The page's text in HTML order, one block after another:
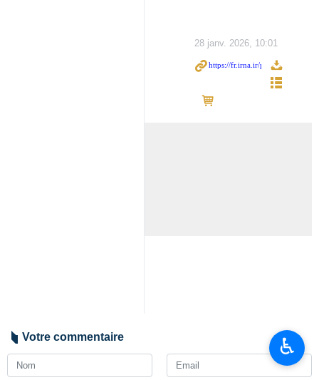
28 janv. 2026, 10:01
Votre commentaire ♿︎